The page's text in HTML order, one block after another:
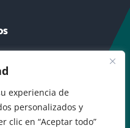
experiencia de
personalizados y
clic en “Aceptar todo”